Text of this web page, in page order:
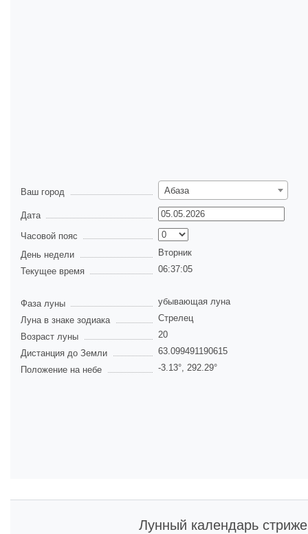
Ваш город Абаза
Дата
Часовой пояс
День недели
Вторник
Текущее время
06:37:05
Фаза луны
убывающая луна
Луна в знаке зодиака
Стрелец
Возраст луны
20
Дистанция до Земли
63.099491190615
Положение на небе
-3.13°, 292.29°
Лунный календарь